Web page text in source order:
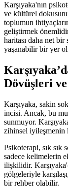
Karşıyaka'nın
ve kültürel
toplumun
geliştirmek
haritası daha net
yaşanabilir bir yer
Dövüşleri
Karşıyaka, sakin
incisi. Ancak, bu
sunmuyor.
zihinsel iyileşmenin
Psikoterapi, sık
sadece kelimelerin
ilişkilidir.
gölgeleriyle
bir rehber olabilir.